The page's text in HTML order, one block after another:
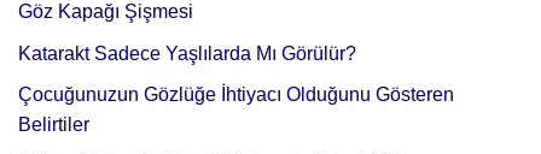
Göz Kapağı Şişmesi
Katarakt Sadece Yaşlılarda Mı Görülür?
Çocuğunuzun Gözlüğe İhtiyacı Olduğunu Gösteren
Belirtiler